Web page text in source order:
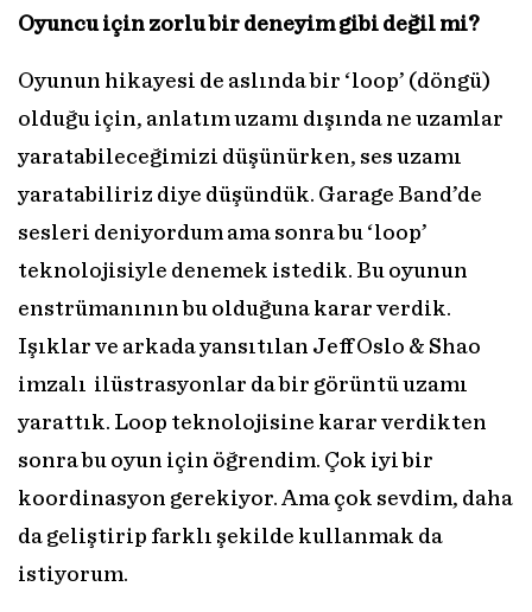
Oyuncu için zorlu bir deneyim gibi değil mi?
Oyunun hikayesi de aslında bir ‘loop’ (döngü)
olduğu için, anlatım uzamı dışında ne uzamlar
yaratabileceğimizi düşünürken, ses uzamı
yaratabiliriz diye düşündük. Garage Band’de
sesleri deniyordum ama sonra bu ‘loop’
teknolojisiyle denemek istedik. Bu oyunun
enstrümanının bu olduğuna karar verdik.
Işıklar ve arkada yansıtılan Jeff Oslo & Shao
imzalı ilüstrasyonlar da bir görüntü uzamı
yarattık. Loop teknolojisine karar verdikten
sonra bu oyun için öğrendim. Çok iyi bir
koordinasyon gerekiyor. Ama çok sevdim, daha
da geliştirip farklı şekilde kullanmak da
istiyorum.